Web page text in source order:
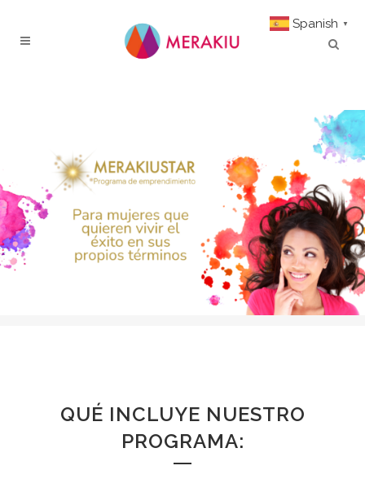
QUÉ INCLUYE NUESTRO
PROGRAMA:
Spanish ▼